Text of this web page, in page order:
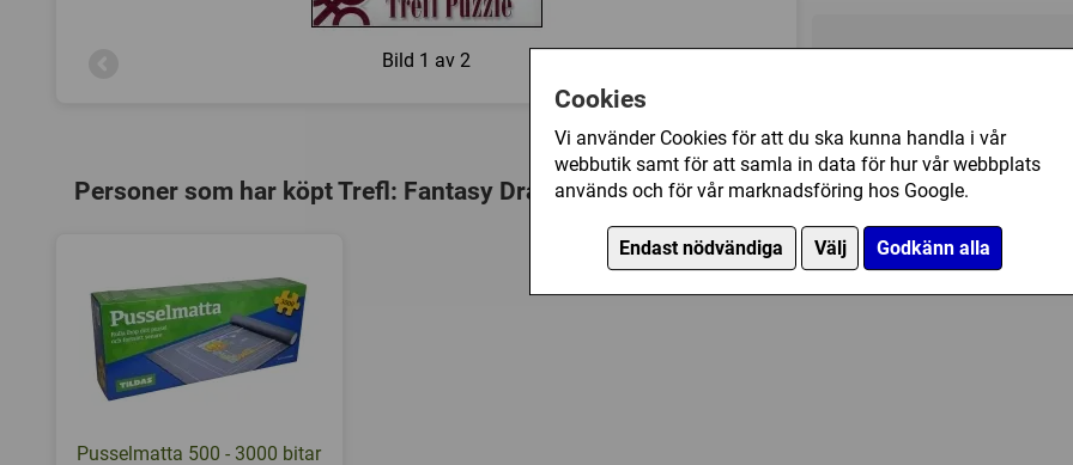
Cookies
Vi använder Cookies för att du ska kunna handla i vår
webbutik samt för att samla in data för hur vår webbplats
används och för vår marknadsföring hos Google.
Endast nödvändiga Välj Godkänn alla
Bild 1 av 2 149 kr
Ej tillgänglig
Personer som har köpt Trefl: Fantasy Dragon (1000) har också köpt
Pusselmatta 500 - 3000 bitar